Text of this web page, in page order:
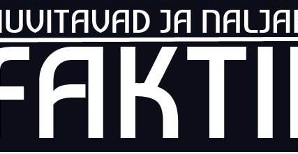
Faktid
Huvitavad ja naljakad faktid elust